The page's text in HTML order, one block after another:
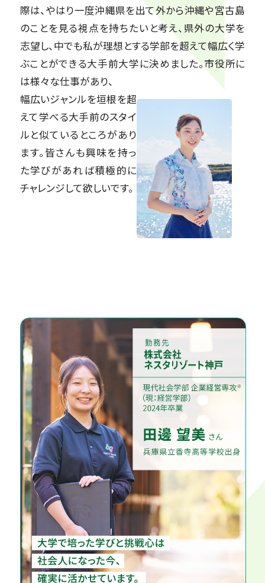
際は、やはり一度沖縄県を出て外から沖縄や宮古島
のことを見る視点を持ちたいと考え、県外の大学を
志望し、中でも私が理想とする学部を超えて幅広く学
ぶことができる大手前大学に決めました。市役所に
は様々な仕事があり、
幅広いジャンルを垣根を超
えて学べる大手前のスタイ
ルと似ているところがあり
ます。皆さんも興味を持っ
た学びがあれば積極的に
チャレンジして欲しいです。